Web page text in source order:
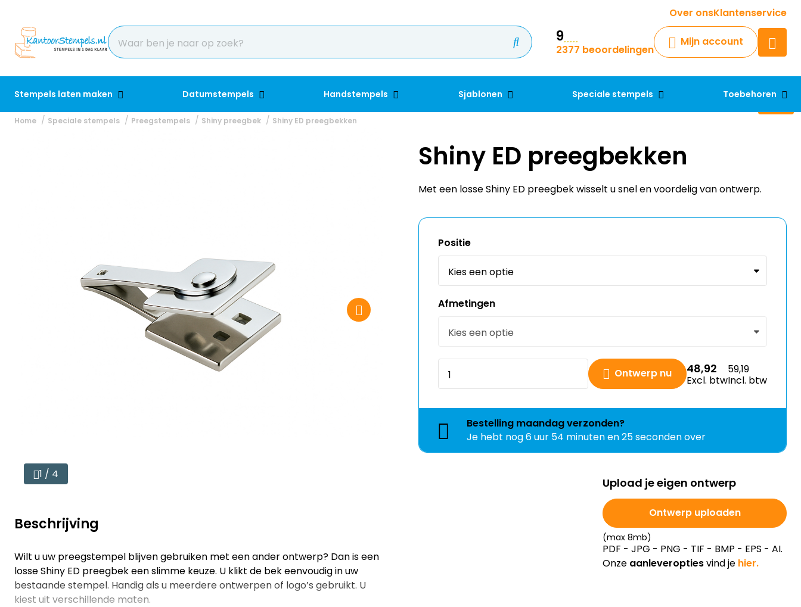
Over onsKlantenservice
9
2377 beoordelingen
Mijn account
Stempels laten maken Datumstempels Handstempels Sjablonen Speciale stempels Toebehoren
Krijg een antwoord op uw vraag
Chatbot
Chat 24/7 met onze chatbot
Contact
Home Speciale stempels Preegstempels Shiny preegbek Shiny ED preegbekken
1 / 4
Beschrijving
Wilt u uw preegstempel blijven gebruiken met een ander ontwerp? Dan is een
losse Shiny ED preegbek een slimme keuze. U klikt de bek eenvoudig in uw
bestaande stempel. Handig als u meerdere ontwerpen of logo’s gebruikt. U
kiest uit verschillende maten.
Shiny ED preegbekken
Met een losse Shiny ED preegbek wisselt u snel en voordelig van ontwerp.
Positie
Afmetingen
Ontwerp nu 48,92
Excl. btw
59,19
Incl. btw
Bestelling maandagverzonden?
Je hebt nog6 uur 54 minuten en 24 seconden over
Upload je eigen ontwerp
Ontwerp uploaden
(max 8mb)
PDF - JPG - PNG - TIF - BMP - EPS - AI.
Onze aanleveroptiesvind je hier.